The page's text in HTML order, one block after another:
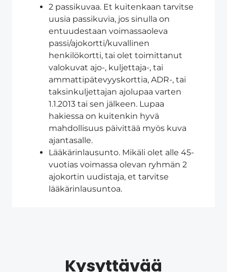
2 passikuvaa. Et kuitenkaan tarvitse
uusia passikuvia, jos sinulla on
entuudestaan voimassaoleva
passi/ajokortti/kuvallinen
henkilökortti, tai olet toimittanut
valokuvat ajo-, kuljettaja-, tai
ammattipätevyyskorttia, ADR-, tai
taksinkuljettajan ajolupaa varten
1.1.2013 tai sen jälkeen. Lupaa
hakiessa on kuitenkin hyvä
mahdollisuus päivittää myös kuva
ajantasalle.
Lääkärinlausunto. Mikäli olet alle 45-
vuotias voimassa olevan ryhmän 2
ajokortin uudistaja, et tarvitse
lääkärinlausuntoa.
Kysyttävää